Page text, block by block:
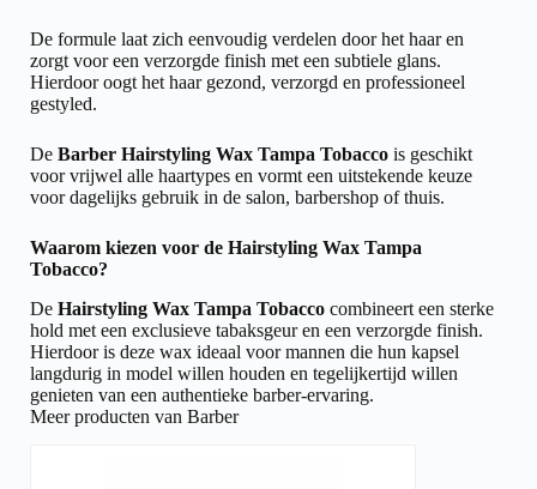
De formule laat zich eenvoudig verdelen door het haar en
zorgt voor een verzorgde finish met een subtiele glans.
Hierdoor oogt het haar gezond, verzorgd en professioneel
gestyled.
De Barber Hairstyling Wax Tampa Tobacco is geschikt
voor vrijwel alle haartypes en vormt een uitstekende keuze
voor dagelijks gebruik in de salon, barbershop of thuis.
Waarom kiezen voor de Hairstyling Wax Tampa
Tobacco?
De Hairstyling Wax Tampa Tobacco combineert een sterke
hold met een exclusieve tabaksgeur en een verzorgde finish.
Hierdoor is deze wax ideaal voor mannen die hun kapsel
langdurig in model willen houden en tegelijkertijd willen
genieten van een authentieke barber-ervaring.
Meer producten van Barber